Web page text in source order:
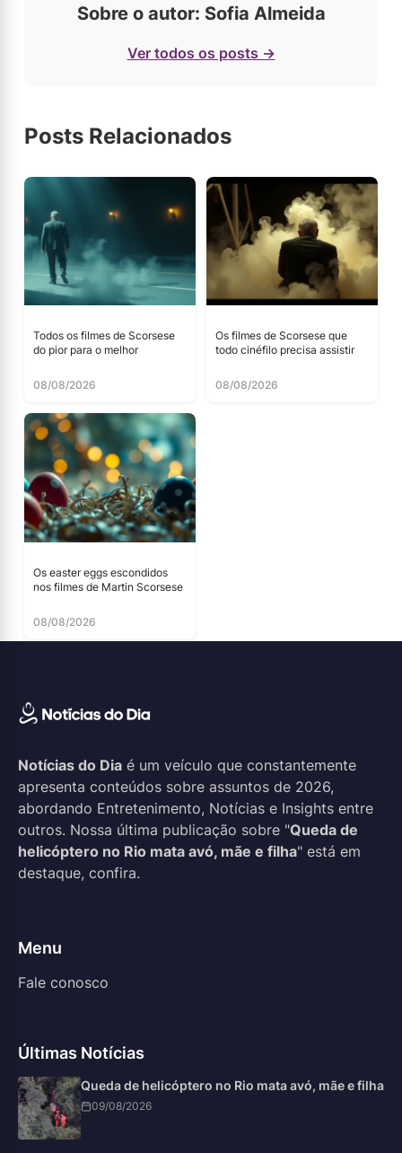
Sobre o autor: Sofia Almeida
Ver todos os posts →
Posts Relacionados
Todos os filmes de Scorsese
do pior para o melhor
08/08/2026
Os filmes de Scorsese que
todo cinéfilo precisa assistir
08/08/2026
Os easter eggs escondidos
nos filmes de Martin Scorsese
08/08/2026
Notícias do Dia é um veículo que constantemente
apresenta conteúdos sobre assuntos de 2026,
abordando Entretenimento, Notícias e Insights entre
outros. Nossa última publicação sobre "Queda de
helicóptero no Rio mata avó, mãe e filha" está em
destaque, confira.
Menu
Fale conosco
Últimas Notícias
Queda de helicóptero no Rio mata avó, mãe e filha
09/08/2026